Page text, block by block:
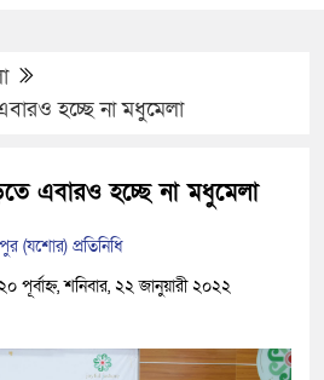
হচ্ছে না মধুমেলা
এবারও হচ্ছে না মধুমেলা
(যশোর) প্রতিনিধি
শনিবার, ২২ জানুয়ারী ২০২২